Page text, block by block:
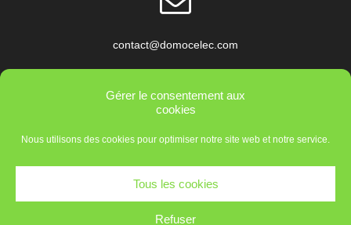
Gérer le consentement aux
cookies
Nous utilisons des cookies pour optimiser notre site web et notre service.
Tous les cookies
Refuser
contact@domocelec.com
+33 5 31 61 72 80